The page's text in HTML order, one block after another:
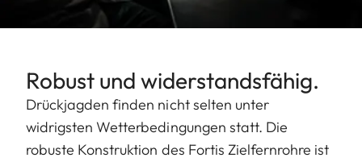
Robust und widerstandsfähig.
Drückjagden finden nicht selten unter
widrigsten Wetterbedingungen statt. Die
robuste Konstruktion des Fortis Zielfernrohre ist